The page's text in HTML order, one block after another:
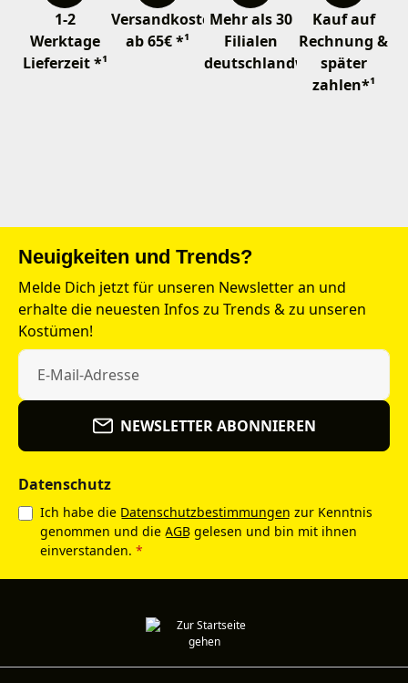
1-2
Werktage
Lieferzeit *¹
Versandkostenfrei
ab 65€ *¹
Mehr als 30
Filialen
deutschlandweit
Kauf auf
Rechnung &
später
zahlen*¹
Neuigkeiten und Trends?
Melde Dich jetzt für unseren Newsletter an und
erhalte die neuesten Infos zu Trends & zu unseren
Kostümen!
NEWSLETTER ABONNIEREN
Datenschutz
Ich habe die Datenschutzbestimmungen zur Kenntnis
genommen und die AGB gelesen und bin mit ihnen
einverstanden. *